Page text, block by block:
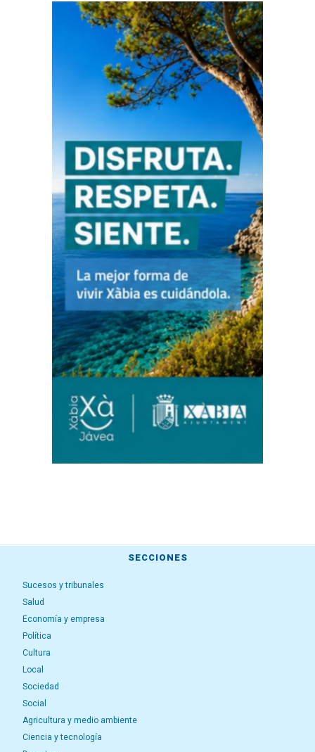
SECCIONES
Sucesos y tribunales
Salud
Economía y empresa
Política
Cultura
Local
Sociedad
Social
Agricultura y medio ambiente
Ciencia y tecnología